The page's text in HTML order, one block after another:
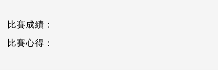
比賽成績：
比賽心得：